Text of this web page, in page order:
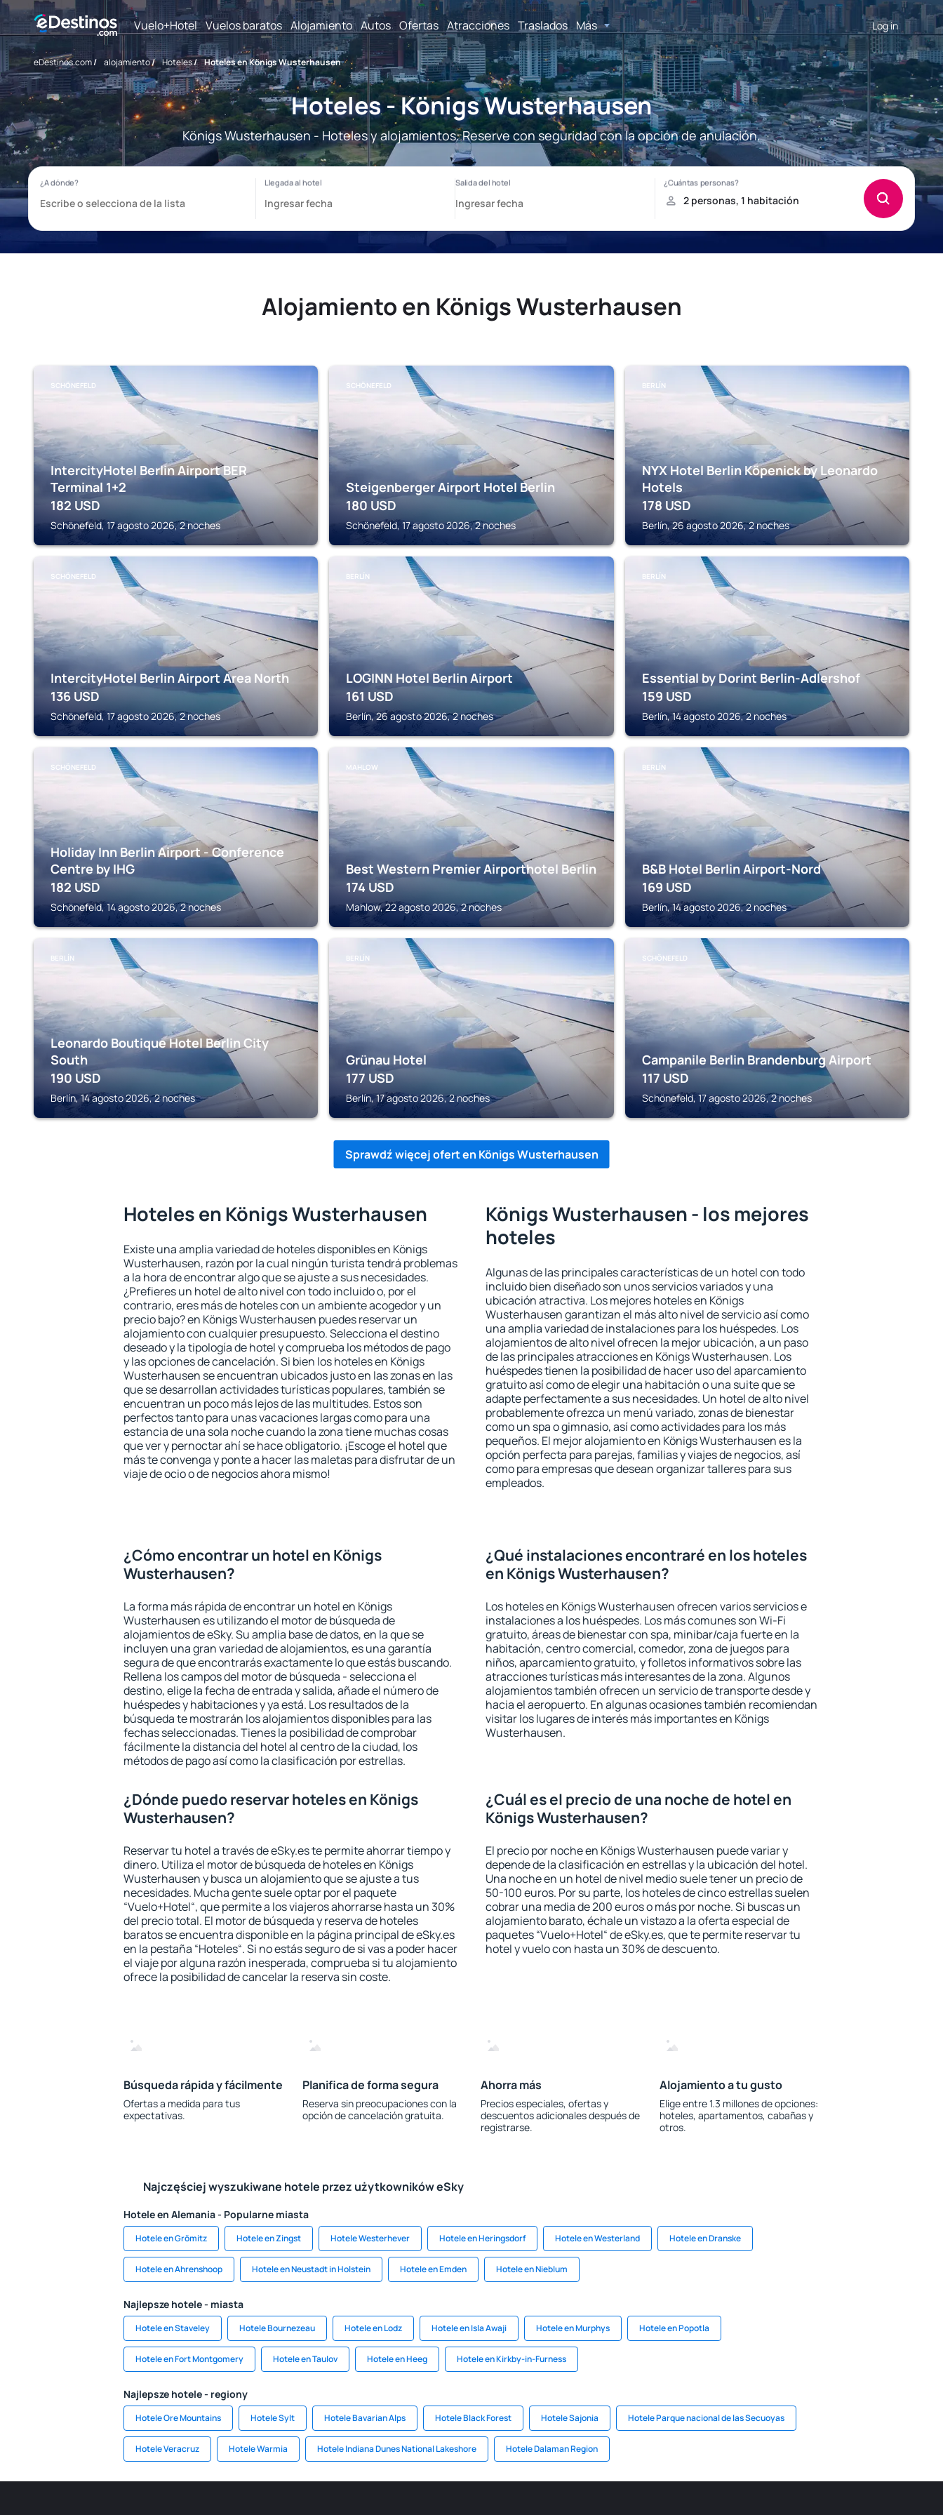
Vuelo+Hotel Vuelos baratos Alojamiento Autos Ofertas Atracciones Traslados Más Log in
eDestinos.com/ alojamiento/ Hoteles/ Hoteles en Königs Wusterhausen
Hoteles - Königs Wusterhausen
Königs Wusterhausen - Hoteles y alojamientos. Reserve con seguridad con la opción de anulación.
Alojamiento en Königs Wusterhausen
SCHÖNEFELD
IntercityHotel Berlin Airport BER
Terminal 1+2
182 USD
Schönefeld, 17 agosto 2026, 2 noches
SCHÖNEFELD
Steigenberger Airport Hotel Berlin
180 USD
Schönefeld, 17 agosto 2026, 2 noches
BERLÍN
NYX Hotel Berlin Köpenick by Leonardo
Hotels
178 USD
Berlín, 26 agosto 2026, 2 noches
SCHÖNEFELD
IntercityHotel Berlin Airport Area North
136 USD
Schönefeld, 17 agosto 2026, 2 noches
BERLÍN
LOGINN Hotel Berlin Airport
161 USD
Berlín, 26 agosto 2026, 2 noches
BERLÍN
Essential by Dorint Berlin-Adlershof
159 USD
Berlín, 14 agosto 2026, 2 noches
SCHÖNEFELD
Holiday Inn Berlin Airport - Conference
Centre by IHG
182 USD
Schönefeld, 14 agosto 2026, 2 noches
MAHLOW
Best Western Premier Airporthotel Berlin
174 USD
Mahlow, 22 agosto 2026, 2 noches
BERLÍN
B&B Hotel Berlin Airport-Nord
169 USD
Berlín, 14 agosto 2026, 2 noches
BERLÍN
Leonardo Boutique Hotel Berlin City
South
190 USD
Berlín, 14 agosto 2026, 2 noches
BERLÍN
Grünau Hotel
177 USD
Berlín, 17 agosto 2026, 2 noches
SCHÖNEFELD
Campanile Berlin Brandenburg Airport
117 USD
Schönefeld, 17 agosto 2026, 2 noches
Sprawdź więcej ofert en Königs Wusterhausen
Hoteles en Königs Wusterhausen
Existe una amplia variedad de hoteles disponibles en Königs
Wusterhausen, razón por la cual ningún turista tendrá problemas
a la hora de encontrar algo que se ajuste a sus necesidades.
¿Prefieres un hotel de alto nivel con todo incluido o, por el
contrario, eres más de hoteles con un ambiente acogedor y un
precio bajo? en Königs Wusterhausen puedes reservar un
alojamiento con cualquier presupuesto. Selecciona el destino
deseado y la tipología de hotel y comprueba los métodos de pago
y las opciones de cancelación. Si bien los hoteles en Königs
Wusterhausen se encuentran ubicados justo en las zonas en las
que se desarrollan actividades turísticas populares, también se
encuentran un poco más lejos de las multitudes. Estos son
perfectos tanto para unas vacaciones largas como para una
estancia de una sola noche cuando la zona tiene muchas cosas
que ver y pernoctar ahí se hace obligatorio. ¡Escoge el hotel que
más te convenga y ponte a hacer las maletas para disfrutar de un
viaje de ocio o de negocios ahora mismo!
Königs Wusterhausen - los mejores
hoteles
Algunas de las principales características de un hotel con todo
incluido bien diseñado son unos servicios variados y una
ubicación atractiva. Los mejores hoteles en Königs
Wusterhausen garantizan el más alto nivel de servicio así como
una amplia variedad de instalaciones para los huéspedes. Los
alojamientos de alto nivel ofrecen la mejor ubicación, a un paso
de las principales atracciones en Königs Wusterhausen. Los
huéspedes tienen la posibilidad de hacer uso del aparcamiento
gratuito así como de elegir una habitación o una suite que se
adapte perfectamente a sus necesidades. Un hotel de alto nivel
probablemente ofrezca un menú variado, zonas de bienestar
como un spa o gimnasio, así como actividades para los más
pequeños. El mejor alojamiento en Königs Wusterhausen es la
opción perfecta para parejas, familias y viajes de negocios, así
como para empresas que desean organizar talleres para sus
empleados.
¿Cómo encontrar un hotel en Königs
Wusterhausen?
La forma más rápida de encontrar un hotel en Königs
Wusterhausen es utilizando el motor de búsqueda de
alojamientos de eSky. Su amplia base de datos, en la que se
incluyen una gran variedad de alojamientos, es una garantía
segura de que encontrarás exactamente lo que estás buscando.
Rellena los campos del motor de búsqueda - selecciona el
destino, elige la fecha de entrada y salida, añade el número de
huéspedes y habitaciones y ya está. Los resultados de la
búsqueda te mostrarán los alojamientos disponibles para las
fechas seleccionadas. Tienes la posibilidad de comprobar
fácilmente la distancia del hotel al centro de la ciudad, los
métodos de pago así como la clasificación por estrellas.
¿Qué instalaciones encontraré en los hoteles
en Königs Wusterhausen?
Los hoteles en Königs Wusterhausen ofrecen varios servicios e
instalaciones a los huéspedes. Los más comunes son Wi-Fi
gratuito, áreas de bienestar con spa, minibar/caja fuerte en la
habitación, centro comercial, comedor, zona de juegos para
niños, aparcamiento gratuito, y folletos informativos sobre las
atracciones turísticas más interesantes de la zona. Algunos
alojamientos también ofrecen un servicio de transporte desde y
hacia el aeropuerto. En algunas ocasiones también recomiendan
visitar los lugares de interés más importantes en Königs
Wusterhausen.
¿Dónde puedo reservar hoteles en Königs
Wusterhausen?
Reservar tu hotel a través de eSky.es te permite ahorrar tiempo y
dinero. Utiliza el motor de búsqueda de hoteles en Königs
Wusterhausen y busca un alojamiento que se ajuste a tus
necesidades. Mucha gente suele optar por el paquete
“Vuelo+Hotel“, que permite a los viajeros ahorrarse hasta un 30%
del precio total. El motor de búsqueda y reserva de hoteles
baratos se encuentra disponible en la página principal de eSky.es
en la pestaña “Hoteles“. Si no estás seguro de si vas a poder hacer
el viaje por alguna razón inesperada, comprueba si tu alojamiento
ofrece la posibilidad de cancelar la reserva sin coste.
¿Cuál es el precio de una noche de hotel en
Königs Wusterhausen?
El precio por noche en Königs Wusterhausen puede variar y
depende de la clasificación en estrellas y la ubicación del hotel.
Una noche en un hotel de nivel medio suele tener un precio de
50-100 euros. Por su parte, los hoteles de cinco estrellas suelen
cobrar una media de 200 euros o más por noche. Si buscas un
alojamiento barato, échale un vistazo a la oferta especial de
paquetes “Vuelo+Hotel“ de eSky.es, que te permite reservar tu
hotel y vuelo con hasta un 30% de descuento.
Búsqueda rápida y fácilmente
Ofertas a medida para tus
expectativas.
Planifica de forma segura
Reserva sin preocupaciones con la
opción de cancelación gratuita.
Ahorra más
Precios especiales, ofertas y
descuentos adicionales después de
registrarse.
Alojamiento a tu gusto
Elige entre 1.3 millones de opciones:
hoteles, apartamentos, cabañas y
otros.
Najczęściej wyszukiwane hotele przez użytkowników eSky
Hotele en Alemania - Popularne miasta
Hotele en Grömitz Hotele en Zingst Hotele Westerhever Hotele en Heringsdorf Hotele en Westerland Hotele en Dranske
Hotele en Ahrenshoop Hotele en Neustadt in Holstein Hotele en Emden Hotele en Nieblum
Najlepsze hotele - miasta
Hotele en Staveley Hotele Bournezeau Hotele en Lodz Hotele en Isla Awaji Hotele en Murphys Hotele en Popotla
Hotele en Fort Montgomery Hotele en Taulov Hotele en Heeg Hotele en Kirkby-in-Furness
Najlepsze hotele - regiony
Hotele Ore Mountains Hotele Sylt Hotele Bavarian Alps Hotele Black Forest Hotele Sajonia Hotele Parque nacional de las Secuoyas
Hotele Veracruz Hotele Warmia Hotele Indiana Dunes National Lakeshore Hotele Dalaman Region